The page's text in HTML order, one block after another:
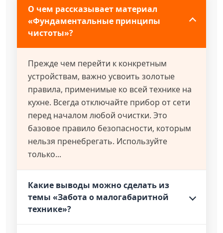
О чем рассказывает материал
«Фундаментальные принципы
чистоты»?
Прежде чем перейти к конкретным
устройствам, важно усвоить золотые
правила, применимые ко всей технике на
кухне. Всегда отключайте прибор от сети
перед началом любой очистки. Это
базовое правило безопасности, которым
нельзя пренебрегать. Используйте
только...
Какие выводы можно сделать из
темы «Забота о малогабаритной
технике»?